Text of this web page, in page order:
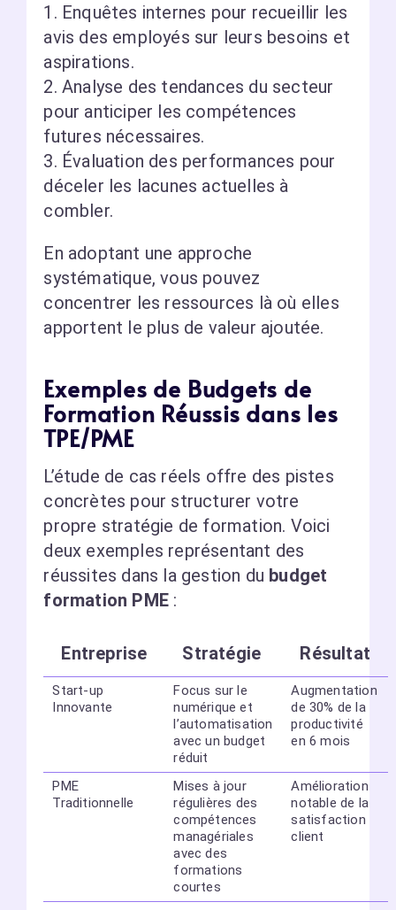
1. Enquêtes internes pour recueillir les
avis des employés sur leurs besoins et
aspirations.
2. Analyse des tendances du secteur
pour anticiper les compétences
futures nécessaires.
3. Évaluation des performances pour
déceler les lacunes actuelles à
combler.
En adoptant une approche
systématique, vous pouvez
concentrer les ressources là où elles
apportent le plus de valeur ajoutée.
Exemples de Budgets de
Formation Réussis dans les
TPE/PME
L’étude de cas réels offre des pistes
concrètes pour structurer votre
propre stratégie de formation. Voici
deux exemples représentant des
réussites dans la gestion du budget
formation PME :
Entreprise Stratégie Résultat
Start-up
Innovante
Focus sur le
numérique et
l’automatisation
avec un budget
réduit
Augmentation
de 30% de la
productivité
en 6 mois
PME
Traditionnelle
Mises à jour
régulières des
compétences
managériales
avec des
formations
courtes
Amélioration
notable de la
satisfaction
client